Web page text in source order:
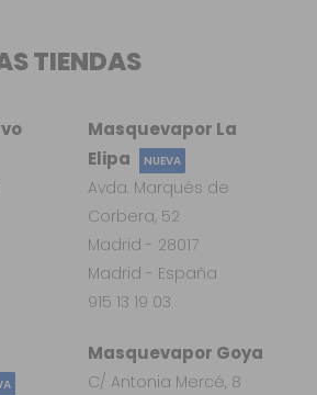
TIENDAS
Masquevapor Goya
C/ Antonia Mercé, 8
Masquevapor La
Elipa
NUEVA
Avda. Marqués de
Corbera, 52
Madrid - 28017
Madrid - España
915 13 19 03